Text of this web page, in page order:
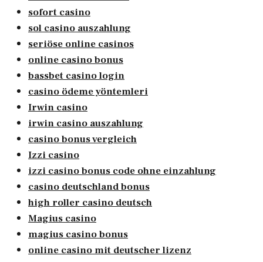
sofort casino
sol casino auszahlung
seriöse online casinos
online casino bonus
bassbet casino login
casino ödeme yöntemleri
Irwin casino
irwin casino auszahlung
casino bonus vergleich
Izzi casino
izzi casino bonus code ohne einzahlung
casino deutschland bonus
high roller casino deutsch
Magius casino
magius casino bonus
online casino mit deutscher lizenz